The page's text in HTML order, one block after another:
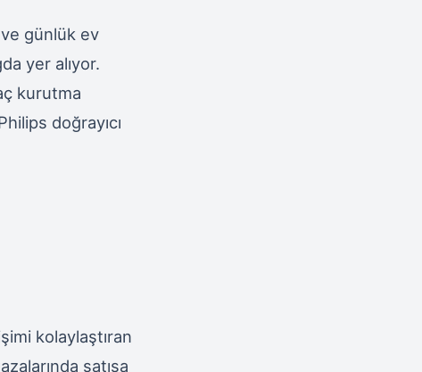
günlük ev
yer alıyor.
kurutma
doğrayıcı
kolaylaştıran
satışa